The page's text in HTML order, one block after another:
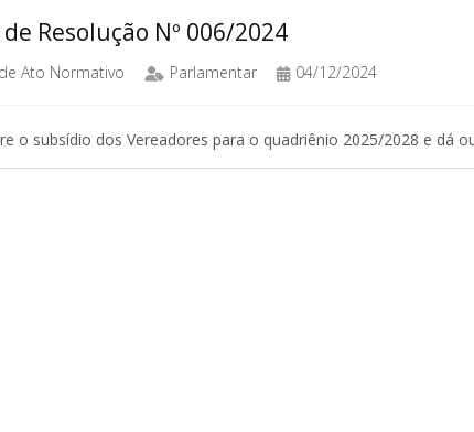
Resolução Nº 006/2024
Ato Normativo Parlamentar 04/12/2024
o subsídio dos Vereadores para o quadriênio 2025/2028 e dá